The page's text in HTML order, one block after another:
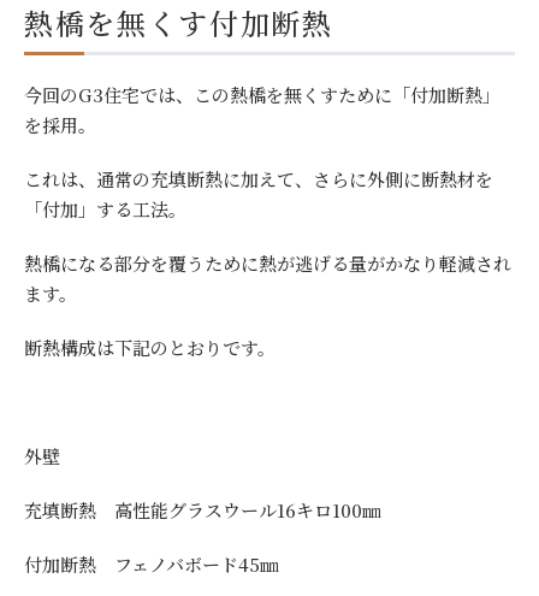
熱橋を無くす付加断熱
今回のG3住宅では、この熱橋を無くすために「付加断熱」
を採用。
これは、通常の充填断熱に加えて、さらに外側に断熱材を
「付加」する工法。
熱橋になる部分を覆うために熱が逃げる量がかなり軽減され
ます。
断熱構成は下記のとおりです。
外壁
充填断熱 高性能グラスウール16キロ100㎜
付加断熱 フェノバボード45㎜